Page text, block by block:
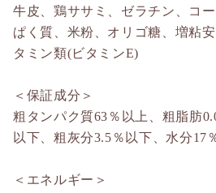
牛皮、鶏ササミ、ゼラチン、コ
ぱく質、米粉、オリゴ糖、増粘
タミン類(ビタミンE)
＜保証成分＞
粗タンパク質63％以上、粗脂肪
以下、粗灰分3.5％以下、水分17
＜エネルギー＞